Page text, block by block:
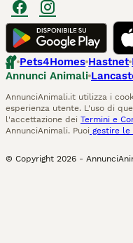
Pets4Homes Hastnet
Annunci Animali
AnnunciAnimali.it utilizza i
esperienza utente. L'uso di
l'accettazione dei Termini e
AnnunciAnimali. Puoi gestire le
© Copyright 2026 -